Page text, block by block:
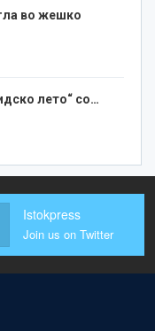
во жешко
лето“ со…
Istokpress
Join us on Twitter